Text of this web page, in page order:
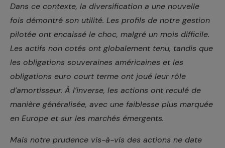
Dans ce contexte, la diversification a une nouvelle
fois démontré son utilité. Les profils de notre gestion
pilotée ont encaissé le choc, malgré un mois difficile.
Les actifs non cotés ont globalement tenu, tandis que
les obligations souveraines américaines et les
obligations euro court terme ont joué leur rôle
d’amortisseur. À l’inverse, les actions ont reculé de
manière généralisée, avec une faiblesse plus marquée
en Europe et sur les marchés émergents.
Mais notre prudence vis-à-vis des actions ne date